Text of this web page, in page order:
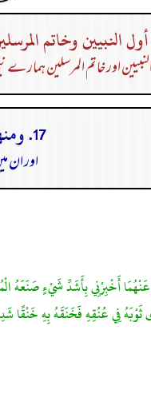
النبيين وخاتم
اور خاتم المرسلین ہمارے
17. ومنهم عقبة بن أبى معيط
اور ان
أَخْبِرْنِي بِأَشَدِّ شَيْءٍ صَنَعَهُ
فِي عُنُقِهِ فَخَنَقَهُ بِهِ خَنْقًا